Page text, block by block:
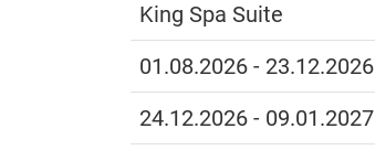
King Spa Suite
01.08.2026 - 23.12.2026
24.12.2026 - 09.01.2027